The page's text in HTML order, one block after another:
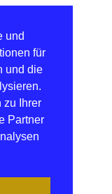
und
für
und die
zu Ihrer
Partner